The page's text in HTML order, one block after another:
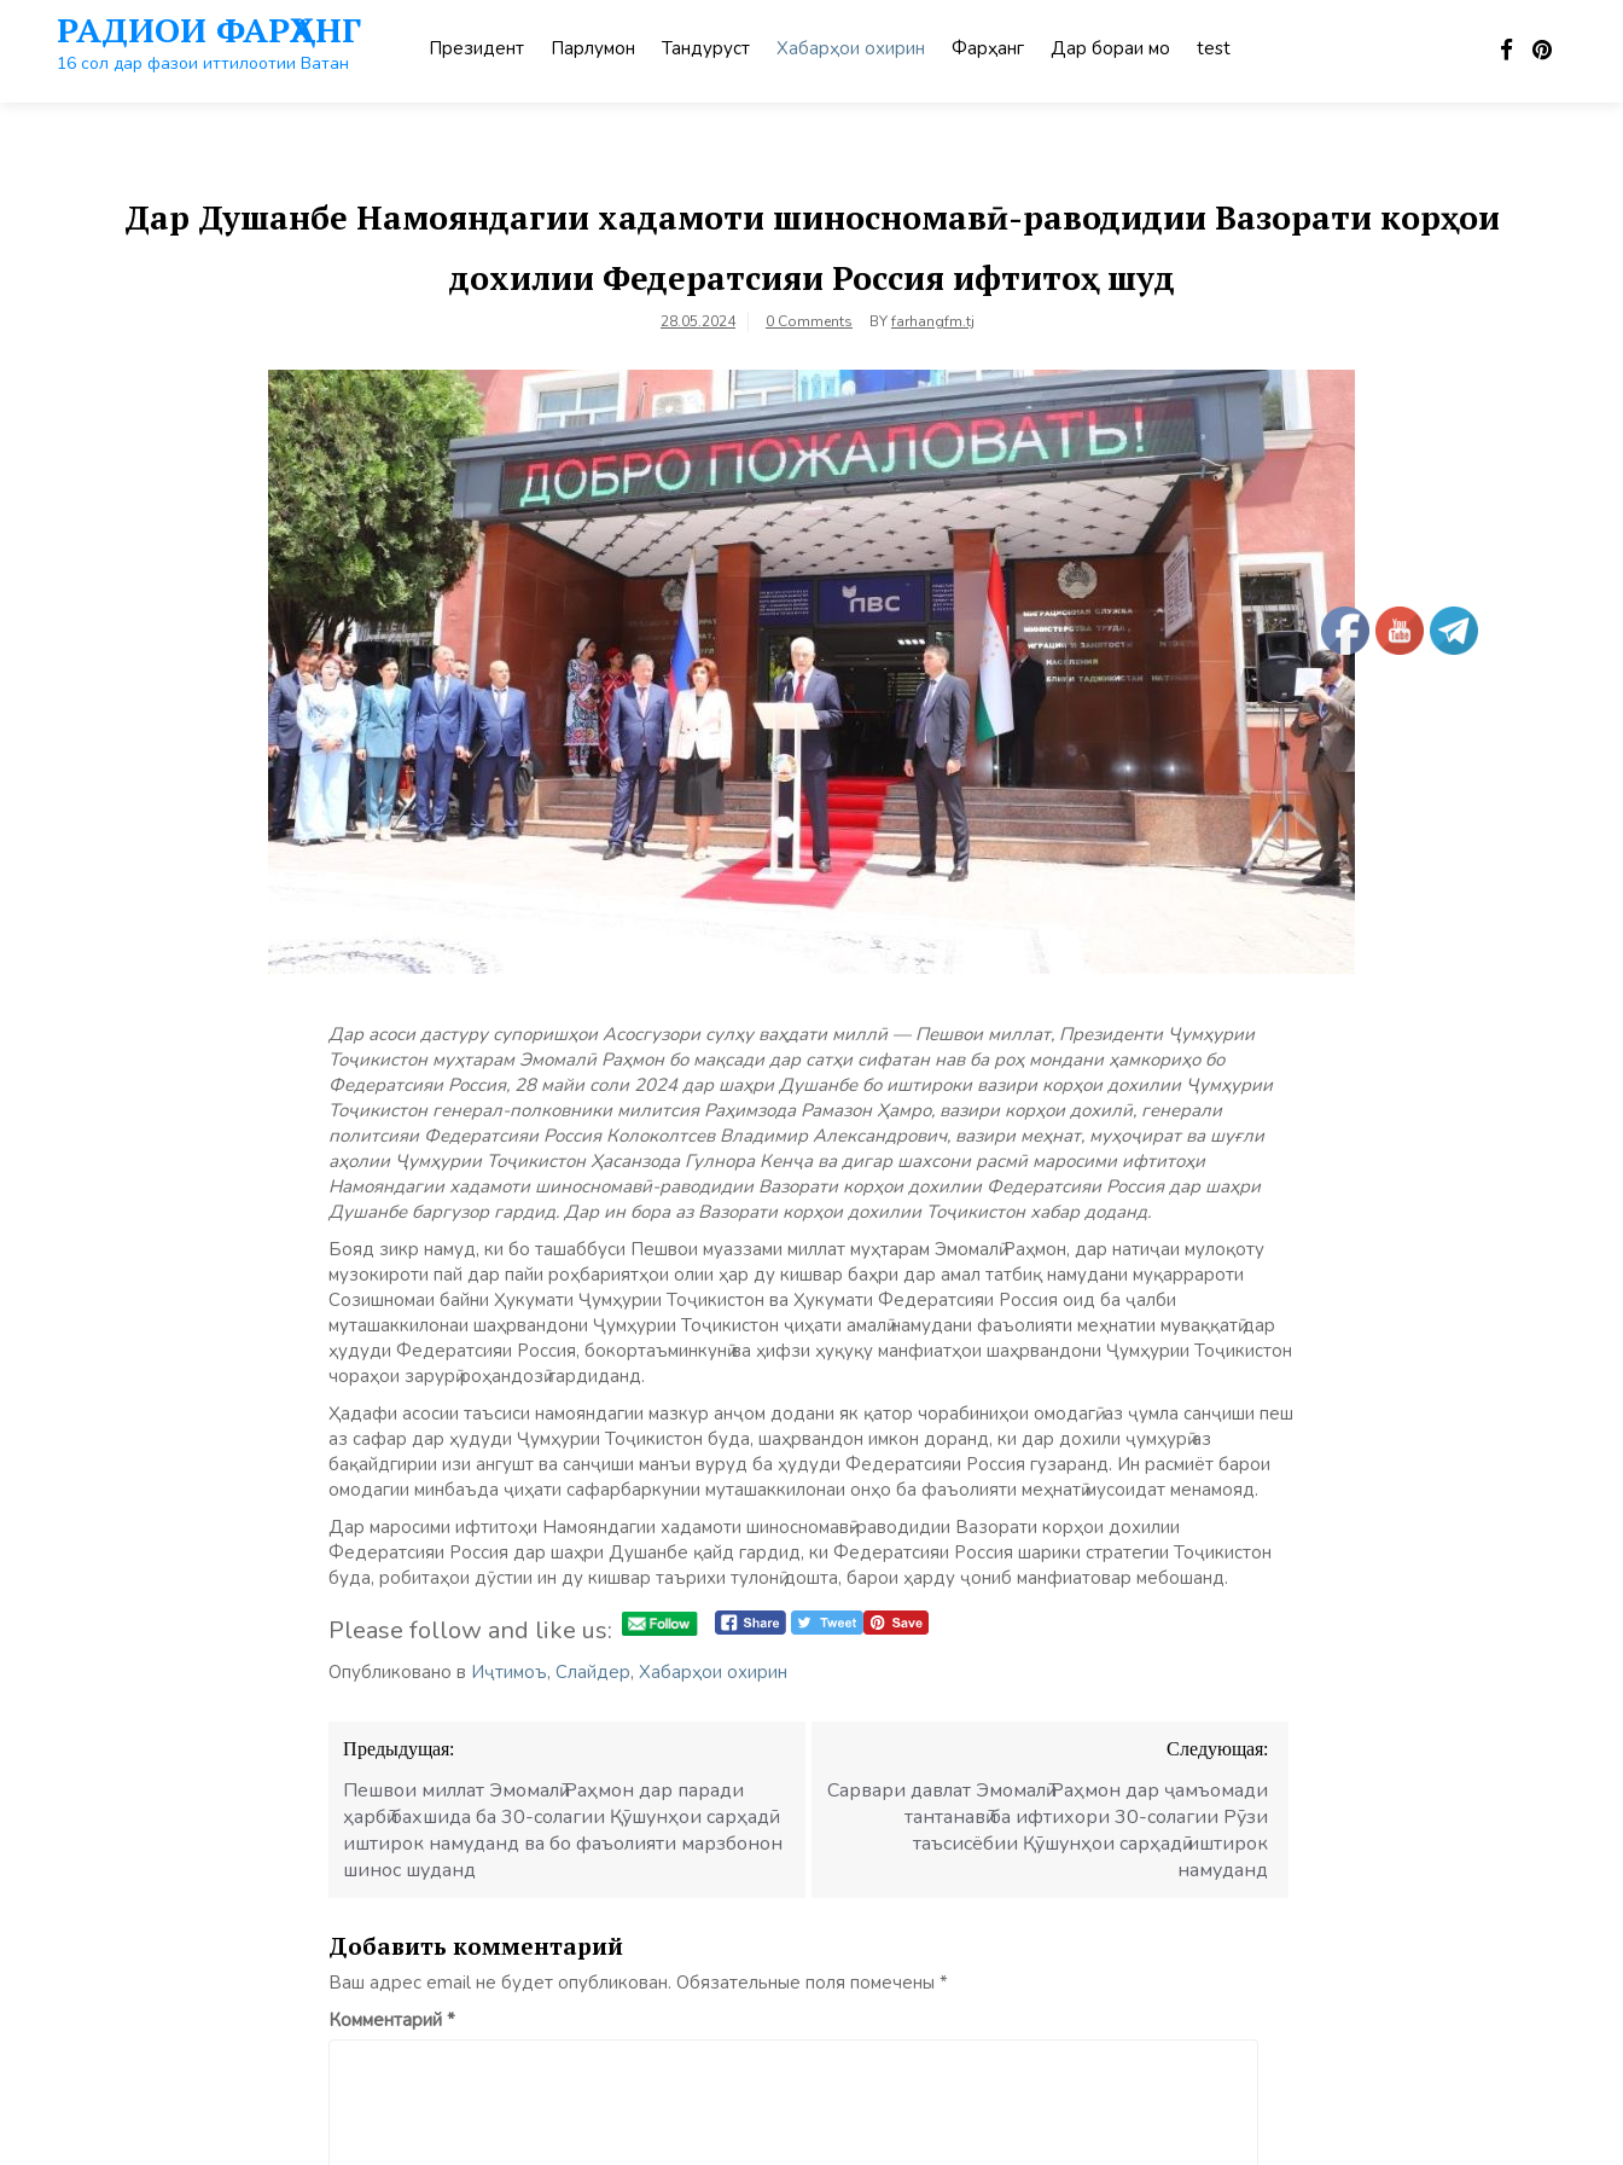
контенту
РАДИОИ ФАРҲАНГ
16 сол дар фазои иттилоотии Ватан
Президент Парлумон Тандурустӣ Хабарҳои охирин Фарҳанг Дар бораи мо test
Дар Душанбе Намояндагии хадамоти шиносномавӣ-раводидии Вазорати корҳои
дохилии Федератсияи Россия ифтитоҳ шуд
28.05.2024 0 Comments BYfarhangfm.tj
Дар асоси дастуру супоришҳои Асосгузори сулҳу ваҳдати миллӣ — Пешвои миллат, Президенти Ҷумҳурии
Тоҷикистон муҳтарам Эмомалӣ Раҳмон бо мақсади дар сатҳи сифатан нав ба роҳ мондани ҳамкориҳо бо
Федератсияи Россия, 28 майи соли 2024 дар шаҳри Душанбе бо иштироки вазири корҳои дохилии Ҷумҳурии
Тоҷикистон генерал-полковники милитсия Раҳимзода Рамазон Ҳамро, вазири корҳои дохилӣ, генерали
политсияи Федератсияи Россия Колоколтсев Владимир Александрович, вазири меҳнат, муҳоҷират ва шуғли
аҳолии Ҷумҳурии Тоҷикистон Ҳасанзода Гулнора Кенҷа ва дигар шахсони расмӣ маросими ифтитоҳи
Намояндагии хадамоти шиносномавӣ-раводидии Вазорати корҳои дохилии Федератсияи Россия дар шаҳри
Душанбе баргузор гардид. Дар ин бора аз Вазорати корҳои дохилии Тоҷикистон хабар доданд.
Бояд зикр намуд, ки бо ташаббуси Пешвои муаззами миллат муҳтарам Эмомалӣ Раҳмон, дар натиҷаи мулоқоту
музокироти пай дар пайи роҳбариятҳои олии ҳар ду кишвар баҳри дар амал татбиқ намудани муқаррароти
Созишномаи байни Ҳукумати Ҷумҳурии Тоҷикистон ва Ҳукумати Федератсияи Россия оид ба ҷалби
муташаккилонаи шаҳрвандони Ҷумҳурии Тоҷикистон ҷиҳати амалӣ намудани фаъолияти меҳнатии муваққатӣ дар
ҳудуди Федератсияи Россия, бокортаъминкунӣ ва ҳифзи ҳуқуқу манфиатҳои шаҳрвандони Ҷумҳурии Тоҷикистон
чораҳои зарурӣ роҳандозӣ гардиданд.
Ҳадафи асосии таъсиси намояндагии мазкур анҷом додани як қатор чорабиниҳои омодагӣ, аз ҷумла санҷиши пеш
аз сафар дар ҳудуди Ҷумҳурии Тоҷикистон буда, шаҳрвандон имкон доранд, ки дар дохили ҷумҳурӣ аз
бақайдгирии изи ангушт ва санҷиши манъи вуруд ба ҳудуди Федератсияи Россия гузаранд. Ин расмиёт барои
омодагии минбаъда ҷиҳати сафарбаркунии муташаккилонаи онҳо ба фаъолияти меҳнатӣ мусоидат менамояд.
Дар маросими ифтитоҳи Намояндагии хадамоти шиносномавӣ-раводидии Вазорати корҳои дохилии
Федератсияи Россия дар шаҳри Душанбе қайд гардид, ки Федератсияи Россия шарики стратегии Тоҷикистон
буда, робитаҳои дӯстии ин ду кишвар таърихи тулонӣ дошта, барои ҳарду ҷониб манфиатовар мебошанд.
Please follow and like us:
Опубликовано в Иҷтимоъ, Слайдер, Хабарҳои охирин
Навигация
по
записям
Предыдущая:
Пешвои миллат Эмомалӣ Раҳмон дар паради
ҳарбӣ бахшида ба 30-солагии Қӯшунҳои сарҳадӣ
иштирок намуданд ва бо фаъолияти марзбонон
шинос шуданд
Следующая:
Сарвари давлат Эмомалӣ Раҳмон дар ҷамъомади
тантанавӣ ба ифтихори 30-солагии Рӯзи
таъсисёбии Қӯшунҳои сарҳадӣ иштирок
намуданд
Добавить комментарий
Ваш адрес email не будет опубликован. Обязательные поля помечены *
Комментарий *